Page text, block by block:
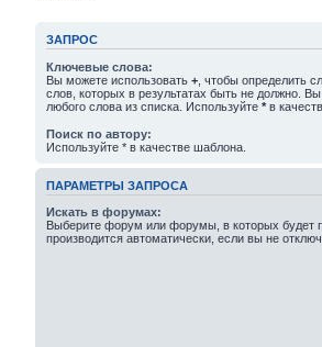
ЗАПРОС
Ключевые слова:
Вы можете использовать + , чтобы определить
слов, которых в результатах быть не должно.
любого слова из списка. Используйте * в
Поиск по автору:
Используйте * в качестве шаблона.
ПАРАМЕТРЫ ЗАПРОСА
Искать в форумах:
Выберите форум или форумы, в которых будет
производится автоматически, если вы не